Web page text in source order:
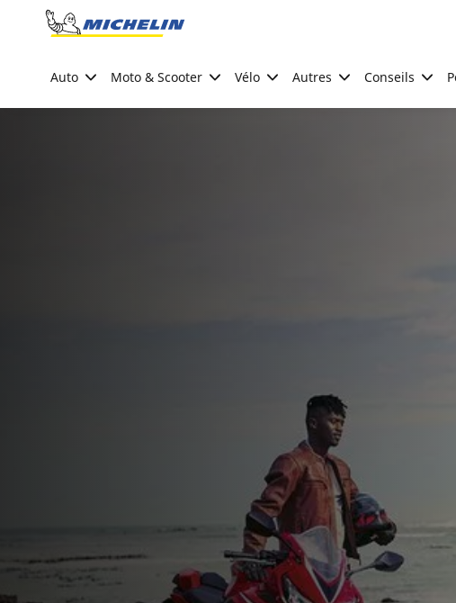
Go to page content
Auto Moto & Scooter Vélo Autres Conseils